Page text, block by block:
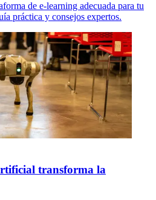
de e-learning adecuada para tu
práctica y consejos expertos.
transforma la